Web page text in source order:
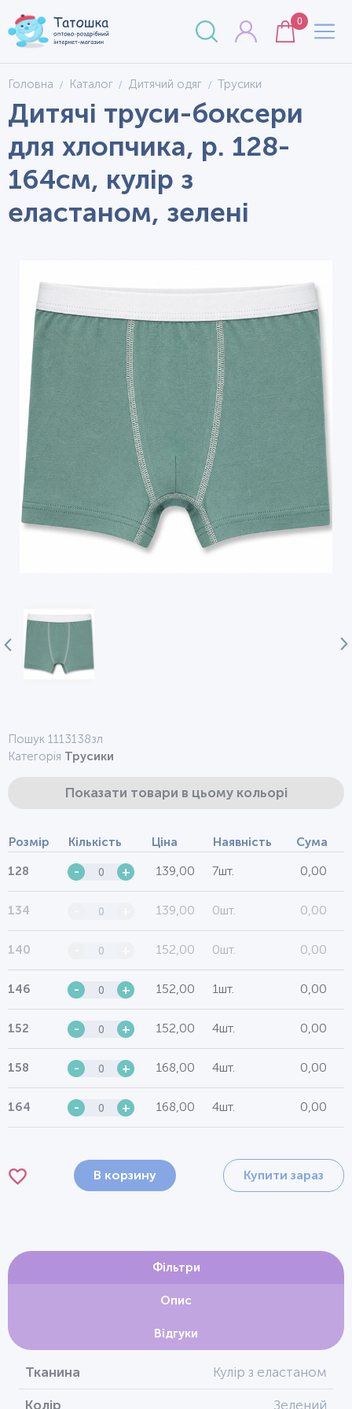
0
Головна Каталог Дитячий одяг Трусики
Дитячі труси-боксери
для хлопчика, р. 128-
164см, кулір з
еластаном, зелені
Пошук 1113138зл
Категорія Трусики
Показати товари в цьому кольорі
Розмір Кількість Ціна Наявність Сума
128 - + 139,00 7шт. 0,00
134 139,00 0шт. 0,00
140 152,00 0шт. 0,00
146 - + 152,00 1шт. 0,00
152 - + 152,00 4шт. 0,00
158 - + 168,00 4шт. 0,00
164 - + 168,00 4шт. 0,00
В корзину Купити зараз
Фільтри
Опис
Відгуки
Тканина Кулір з еластаном
Колір Зелений